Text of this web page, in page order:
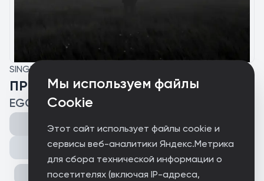
Мы используем файлы
Cookie
Этот сайт использует файлы cookie и
сервисы веб-аналитики Яндекс.Метрика
для сбора технической информации о
посетителях (включая IP-адреса,
SINGLE
ПРОСНИСЬ
EGO IST
Поделиться